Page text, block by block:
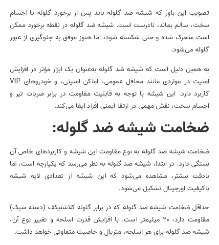
تصویب این باور که شیشه­ ضد گلوله باید پس از برخورد گلوله یا اجسام
سخت، سالم بماند، نادرست است. شیشه­ ضد گلوله در نقطه برخورد ممکن
است متحرک شده و حتی شکسته شود، اما هنوز موفق به جلوگیری از عبور
گلوله می‌شود.
به همین دلیل است که شیشه­ ضد گلوله به‌عنوان یک ابزار مؤثر در افزایش
امنیت در مواردی مانند محافل عمومی، اماکن امنیتی، و خودروهای VIP
کاربرد دارد. این شیشه با توجه به قابلیت مقاومت در برابر ضربات تیر و
اجسام سخت، نقش مهمی در ارتقا ایمنی افراد ایفا می‌کند.
ضخامت شیشه­ ضد گلوله:
ضخامت شیشه­ ضد گلوله به نوع مقاومت این شیشه و کاربردهای خاص آن
بستگی دارد. در ابتدا، شیشه­ ضد گلوله به نظر می‌رسد که یکپارچه است، اما
بادقت بیشتر، مشاهده می‌شود که این شیشه از تعدادی لایه شیشه
باکیفیت اورجینال تشکیل می‌شود.
حداقل ضخامت شیشه­ ضد گلوله که در برابر گلوله کلاشنیکف (دسته سبک)
مقاومت دارد، ۲۰ میلیمتر است. با افزایش قدرت اسلحه و تغییر نوع آن،
شیشه­ ضد گلوله برای هر اسلحه، متریال و خاصیت متفاوتی خواهد داشت.